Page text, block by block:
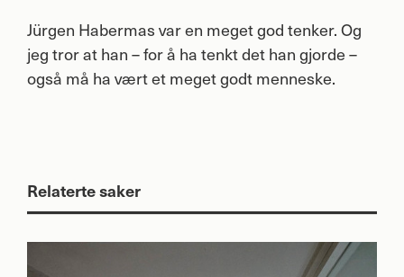
Jürgen Habermas var en meget god tenker. Og
jeg tror at han – for å ha tenkt det han gjorde –
også må ha vært et meget godt menneske.
Relaterte saker